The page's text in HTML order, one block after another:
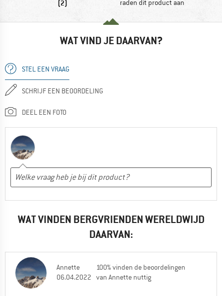
(2) raden dit product aan
WAT VIND JE DAARVAN?
STEL EEN VRAAG
SCHRIJF EEN BEOORDELING
DEEL EEN FOTO
WAT VINDEN BERGVRIENDEN WERELDWIJD
DAARVAN:
Annette
06.04.2022
100% vinden de beoordelingen
van Annette nuttig